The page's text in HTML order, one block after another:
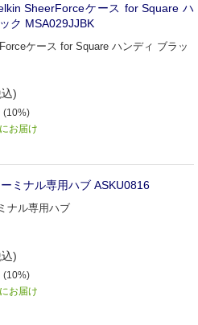
SheerForceケース for Square ハ
ク MSA029JJBK
ケース for Square ハンディ ブラッ
)
(10%)
お届け
ミナル専用ハブ ASKU0816
ナル専用ハブ
)
(10%)
お届け